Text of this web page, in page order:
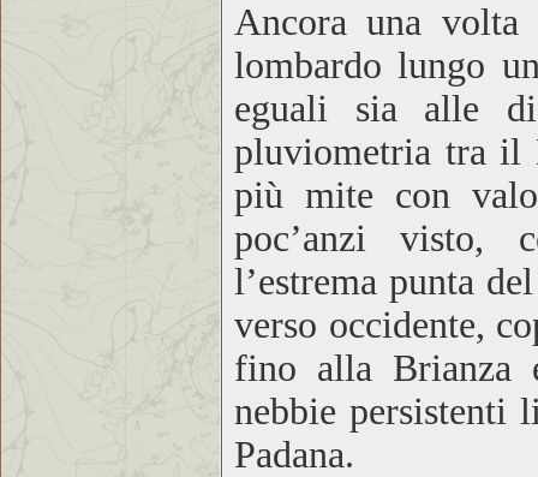
Ancora una volta
lombardo lungo
eguali sia alle
pluviometria tra il
più mite con
poc’anzi visto,
l’estrema punta
verso occidente,
fino alla Brianza
nebbie persistenti
Padana.